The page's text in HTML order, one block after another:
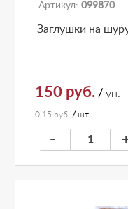
Артикул: 099870
Заглушки на
150 руб. / уп.
0.15 руб. / шт.
-